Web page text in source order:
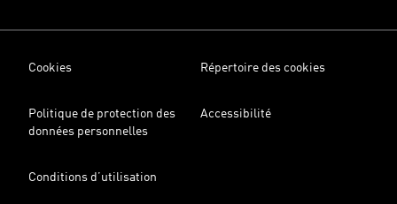
Cookies Répertoire des cookies
Politique de protection des
données personnelles
Accessibilité
Conditions d’utilisation